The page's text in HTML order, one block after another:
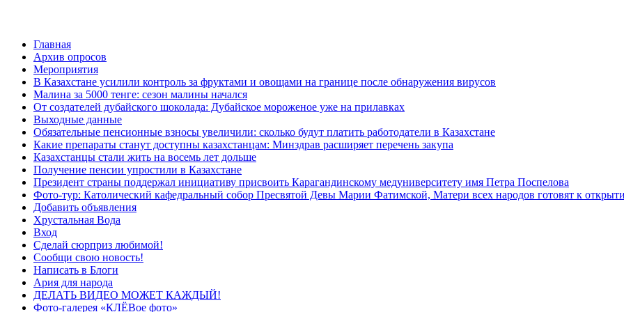
Главная
Архив опросов
Мероприятия
В Казахстане усилили контроль за фруктами и овощами на границе после обнаружения вирусов
Малина за 5000 тенге: сезон малины начался
От создателей дубайского шоколада: Дубайское мороженое уже на прилавках
Выходные данные
Обязательные пенсионные взносы увеличили: сколько будут платить работодатели в Казахстане
Какие препараты станут доступны казахстанцам: Минздрав расширяет перечень закупа
Казахстанцы стали жить на восемь лет дольше
Получение пенсии упростили в Казахстане
Президент страны поддержал инициативу присвоить Карагандинскому медуниверситету имя Петра Поспелова
Фото-тур: Католический кафедральный собор Пресвятой Девы Марии Фатимской, Матери всех народов готовят к
Добавить объявления
Хрустальная Вода
Вход
Сделай сюрприз любимой!
Сообщи свою новость!
Написать в Блоги
Ария для народа
ДЕЛАТЬ ВИДЕО МОЖЕТ КАЖДЫЙ!
Фото-галерея «КЛЁВое фото»